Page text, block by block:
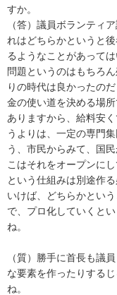
すか。
（答）議員ボランティ
れはどちらかというと
るようなことがあって
問題というのはもちろ
りの時代は良かったの
金の使い道を決める場
ありますから、給料安
うよりは、一定の専門
う、市民からみて、国
こはそれをオープンに
という仕組みは別途作
いけば、どちらかとい
で、プロ化していくと
ね。
（質）勝手に首長も議
な要素を作ったりする
ね。